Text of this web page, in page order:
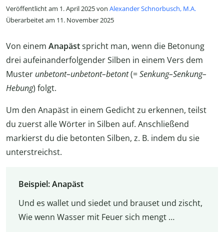
Veröffentlicht am 1. April 2025 von Alexander Schnorbusch, M.A.
Überarbeitet am 11. November 2025
Von einem Anapästspricht man, wenn die Betonung
drei aufeinanderfolgender Silben in einem Vers dem
Muster unbetont–unbetont–betont(=Senkung–Senkung–
Hebung) folgt.
Um den Anapäst in einem Gedicht zu erkennen, teilst
du zuerst alle Wörter in Silben auf. Anschließend
markierst du die betonten Silben, z. B. indem du sie
unterstreichst.
Beispiel: Anapäst
Und es wallet und siedet und brauset und zischt,
Wie wenn Wasser mit Feuer sich mengt …